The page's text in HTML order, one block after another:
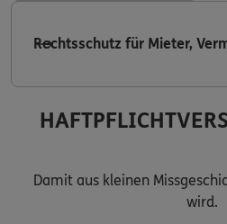
Rechtsschutz für Mieter,
Damit aus kleinen
wird.